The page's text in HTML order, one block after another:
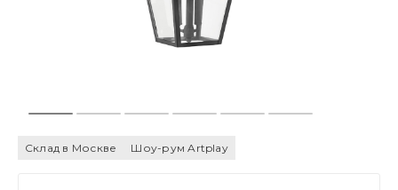
Склад в Москве Шоу-рум Artplay